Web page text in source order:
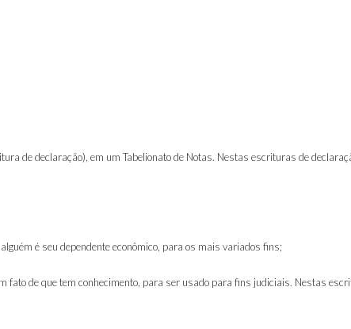
de declaração), em um Tabelionato de Notas. Nestas escrituras de
é seu dependente econômico, para os mais variados fins;
de que tem conhecimento, para ser usado para fins judiciais. Nestas